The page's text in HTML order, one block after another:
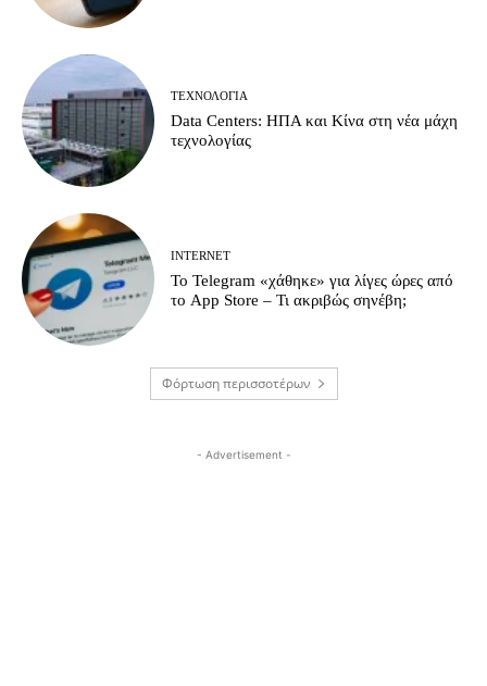
ΤΕΧΝΟΛΟΓΊΑ
Data Centers: ΗΠΑ και Κίνα στη νέα μάχη
τεχνολογίας
INTERNET
Το Telegram «χάθηκε» για λίγες ώρες από
το App Store – Τι ακριβώς σηνέβη;
Φόρτωση περισσοτέρων
- Advertisement -